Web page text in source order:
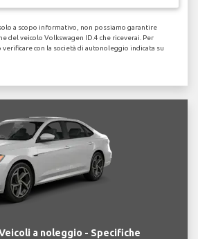
a scopo informativo, non possiamo garantire
del veicolo Volkswagen ID.4 che riceverai. Per
con la società di autonoleggio indicata su
a noleggio - Specifiche